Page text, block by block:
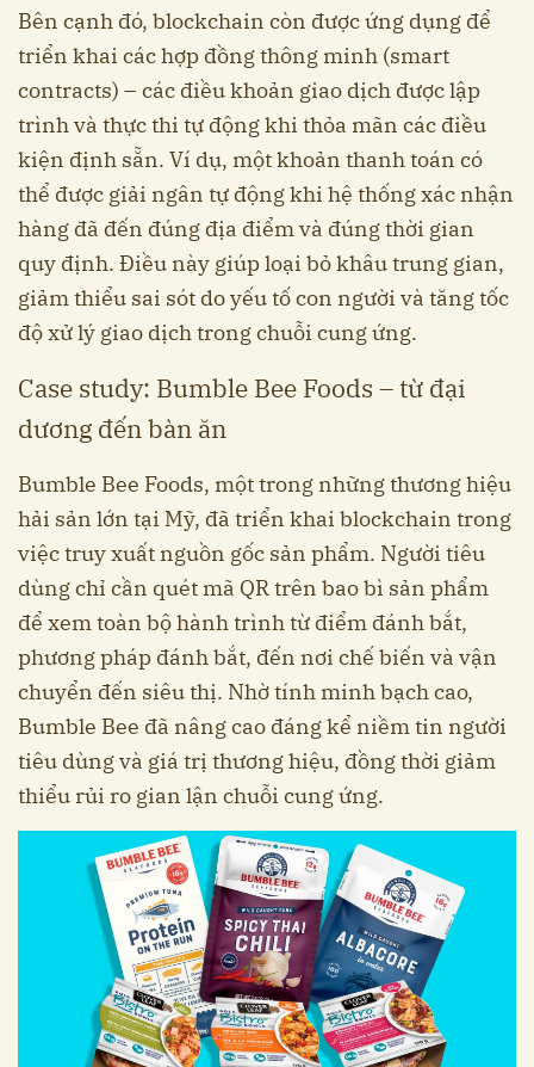
Bên cạnh đó, blockchain còn được ứng dụng để
triển khai các hợp đồng thông minh (smart
contracts) – các điều khoản giao dịch được lập
trình và thực thi tự động khi thỏa mãn các điều
kiện định sẵn. Ví dụ, một khoản thanh toán có
thể được giải ngân tự động khi hệ thống xác nhận
hàng đã đến đúng địa điểm và đúng thời gian
quy định. Điều này giúp loại bỏ khâu trung gian,
giảm thiểu sai sót do yếu tố con người và tăng tốc
độ xử lý giao dịch trong chuỗi cung ứng.
Case study: Bumble Bee Foods – từ đại
dương đến bàn ăn
Bumble Bee Foods, một trong những thương hiệu
hải sản lớn tại Mỹ, đã triển khai blockchain trong
việc truy xuất nguồn gốc sản phẩm. Người tiêu
dùng chỉ cần quét mã QR trên bao bì sản phẩm
để xem toàn bộ hành trình từ điểm đánh bắt,
phương pháp đánh bắt, đến nơi chế biến và vận
chuyển đến siêu thị. Nhờ tính minh bạch cao,
Bumble Bee đã nâng cao đáng kể niềm tin người
tiêu dùng và giá trị thương hiệu, đồng thời giảm
thiểu rủi ro gian lận chuỗi cung ứng.